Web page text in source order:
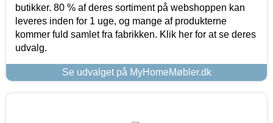
butikker. 80 % af deres sortiment på webshoppen kan
leveres inden for 1 uge, og mange af produkterne
kommer fuld samlet fra fabrikken. Klik her for at se deres
udvalg.
Se udvalget på MyHomeMøbler.dk